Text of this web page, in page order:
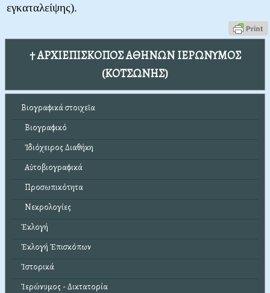
εγκαταλείψης).
† ΑΡΧΙΕΠΙΣΚΟΠΟΣ ΑΘΗΝΩΝ ΙΕΡΩΝΥΜΟΣ
(ΚΟΤΣΩΝΗΣ)
Βιογραφικά στοιχεῖα
Βιογραφικό
Ἰδιόχειρος Διαθήκη
Αὐτοβιογραφικά
Προσωπικότητα
Νεκρολογίες
Ἐκλογή
Ἐκλογή Ἐπισκόπων
Ἱστορικά
Ἱερώνυμος - Δικτατορία